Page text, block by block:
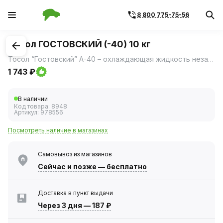
8 800 775-75-56
1/1
Тосол ГОСТОВСКИЙ (-40) 10 кг
Тосол “Гостовский” А-40 – охлаждающая жидкость незамерзающая.
1 743 ₽
В наличии
Код товара: 8948
Артикул: 978556
Посмотреть наличие в магазинах
Самовывоз из магазинов
Сейчас и позже — бесплатно
Доставка в пункт выдачи
Через 3 дня —187 ₽